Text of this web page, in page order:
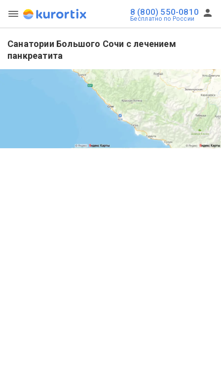
8 (800) 550-0810
Бесплатно по России
Санатории Большого Сочи с лечением
панкреатита